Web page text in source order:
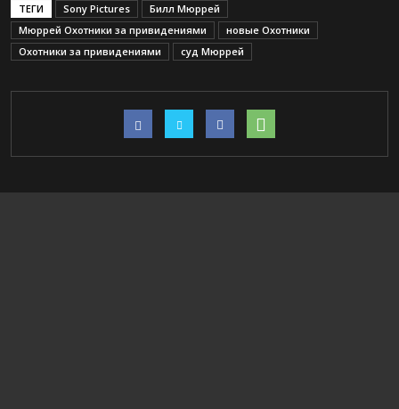
ТЕГИ Sony Pictures
Билл Мюррей
Мюррей Охотники за привидениями
новые Охотники
Охотники за привидениями
суд Мюррей